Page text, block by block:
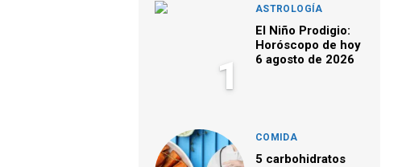
1
ASTROLOGÍA
El Niño Prodigio:
Horóscopo de hoy
6 agosto de 2026
COMIDA
5 carbohidratos